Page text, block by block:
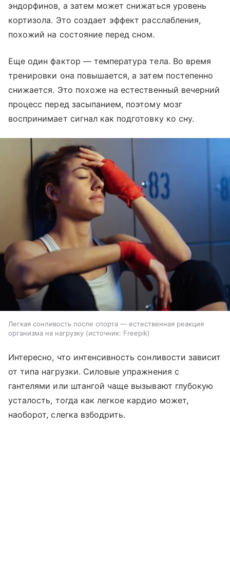
эндорфинов, а затем может снижаться уровень
кортизола. Это создает эффект расслабления,
похожий на состояние перед сном.
Еще один фактор — температура тела. Во время
тренировки она повышается, а затем постепенно
снижается. Это похоже на естественный вечерний
процесс перед засыпанием, поэтому мозг
воспринимает сигнал как подготовку ко сну.
Легкая сонливость после спорта — естественная реакция
организма на нагрузку
источник: Freepik
Интересно, что интенсивность сонливости зависит
от типа нагрузки. Силовые упражнения с
гантелями или штангой чаще вызывают глубокую
усталость, тогда как легкое кардио может,
наоборот, слегка взбодрить.